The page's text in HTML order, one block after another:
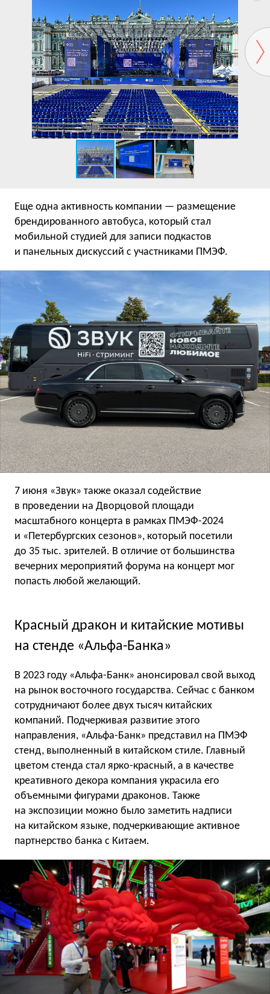
Еще одна активность компании — размещение
брендированного автобуса, который стал
мобильной студией для записи подкастов
и панельных дискуссий с участниками ПМЭФ.
7 июня «Звук» также оказал содействие
в проведении на Дворцовой площади
масштабного концерта в рамках ПМЭФ-2024
и «Петербургских сезонов», который посетили
до 35 тыс. зрителей. В отличие от большинства
вечерних мероприятий форума на концерт мог
попасть любой желающий.
Красный дракон и китайские мотивы
на стенде «Альфа-Банка»
В 2023 году «Альфа-Банк» анонсировал свой выход
на рынок восточного государства. Сейчас с банком
сотрудничают более двух тысяч китайских
компаний. Подчеркивая развитие этого
направления, «Альфа-Банк» представил на ПМЭФ
стенд, выполненный в китайском стиле. Главный
цветом стенда стал ярко-красный, а в качестве
креативного декора компания украсила его
объемными фигурами драконов. Также
на экспозиции можно было заметить надписи
на китайском языке, подчеркивающие активное
партнерство банка с Китаем.